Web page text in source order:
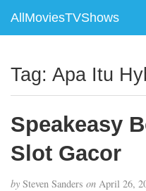
AllMoviesTVShows
Tag: Apa Itu
Speakeasy
Slot Gacor
by Steven Sanders on April 26,